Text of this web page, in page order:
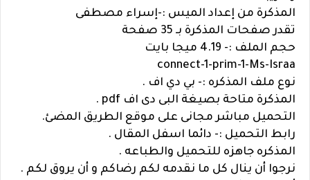
المذكرة من إعداد الميس :-إسراء مصطفى
تقدر صفحات المذكرة بـ 35 صفحة
حجم الملف :- 4.19 ميجا بايت
connect-1-prim-1-Ms-Israa
نوع ملف المذكره :- بي دي اف .
المذكرة متاحة بصيغة البى دى اف pdf .
التحميل مباشر مجانى على موقع الطريق المضئ.
رابط التحميل :- دائما اسفل المقال .
المذكره جاهزه للتحميل والطباعه .
نرجوا أن ينال كل ما نقدمه لكم رضاكم و أن يروق لكم .